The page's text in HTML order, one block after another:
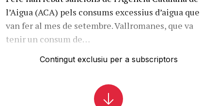
l’Aigua (ACA) pels consums excessius d’aigua que
van fer al mes de setembre. Vallromanes, que va
tenir un consum de…
Contingut exclusiu per a subscriptors